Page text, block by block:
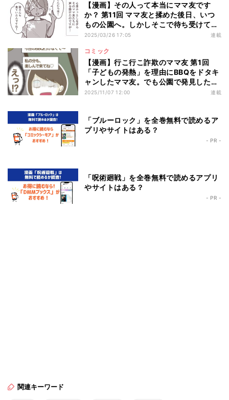
【漫画】その人って本当にママ友です
か？ 第11回 ママ友と揉めた後日、いつ
もの公園へ。しかしそこで待ち受けてい
たのは――?
2025/03/26 17:05 連載
コミック
【漫画】行こ行こ詐欺のママ友 第1回
「子どもの発熱」を理由にBBQをドタキ
ャンしたママ友。でも公園で発見したの
は…!?
2025/11/07 12:00 連載
「ブルーロック」を全巻無料で読めるア
プリやサイトはある？
- PR -
「呪術廻戦」を全巻無料で読めるアプリ
やサイトはある？
- PR -
関連キーワード